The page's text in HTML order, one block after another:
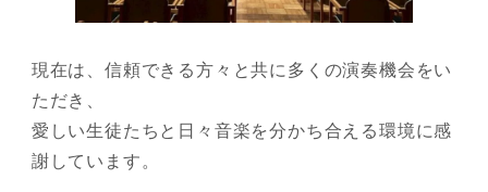
現在は、信頼できる方々と共に多くの演奏機会をい
ただき、
愛しい生徒たちと日々音楽を分かち合える環境に感
謝しています。